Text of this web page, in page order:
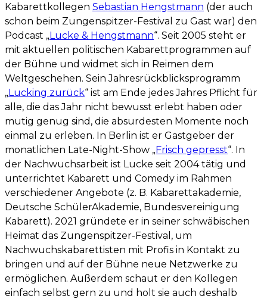
Kabarettkollegen Sebastian Hengstmann (der auch
schon beim Zungenspitzer-Festival zu Gast war) den
Podcast „Lucke & Hengstmann“. Seit 2005 steht er
mit aktuellen politischen Kabarettprogrammen auf
der Bühne und widmet sich in Reimen dem
Weltgeschehen. Sein Jahresrückblicksprogramm
„Lucking zurück“ ist am Ende jedes Jahres Pflicht für
alle, die das Jahr nicht bewusst erlebt haben oder
mutig genug sind, die absurdesten Momente noch
einmal zu erleben. In Berlin ist er Gastgeber der
monatlichen Late-Night-Show „Frisch gepresst“. In
der Nachwuchsarbeit ist Lucke seit 2004 tätig und
unterrichtet Kabarett und Comedy im Rahmen
verschiedener Angebote (z. B. Kabarettakademie,
Deutsche SchülerAkademie, Bundesvereinigung
Kabarett). 2021 gründete er in seiner schwäbischen
Heimat das Zungenspitzer-Festival, um
Nachwuchskabarettisten mit Profis in Kontakt zu
bringen und auf der Bühne neue Netzwerke zu
ermöglichen. Außerdem schaut er den Kollegen
einfach selbst gern zu und holt sie auch deshalb